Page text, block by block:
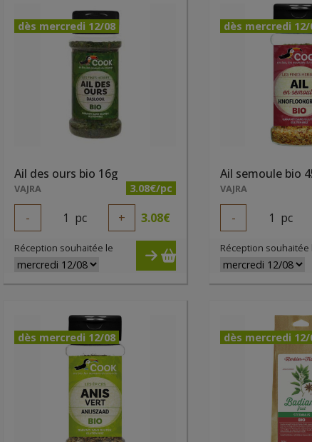
dès mercredi 12/08
Ail des ours bio 16g
VAJRA 3.08€/pc
- 1 pc + 3.08€
Réception souhaitée le
dès mercredi 12/
Ail semoule bio
VAJRA
- 1 pc
Réception souhaitée
dès mercredi 12/08 dès mercredi 12/